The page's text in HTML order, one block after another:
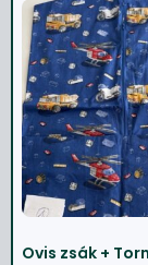
Ovis zsák +